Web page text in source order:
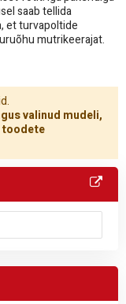
saab tellida
et turvapoltide
mutrikeerajat.
valinud mudeli,
toodete